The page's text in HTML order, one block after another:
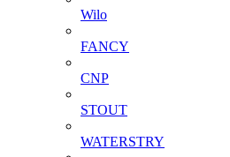
Wilo
FANCY
CNP
STOUT
WATERSTRY